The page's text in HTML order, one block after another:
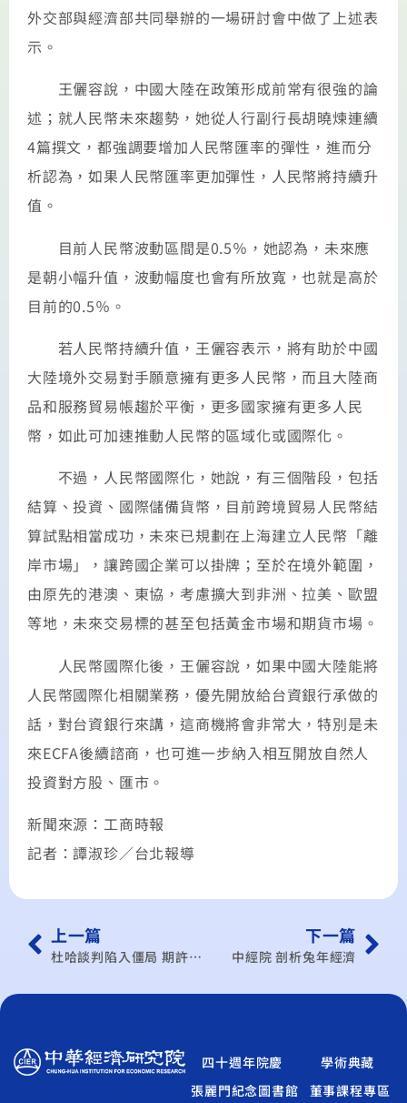
外交部與經濟部共同舉辦的一場研討會中做了上述表
示。
王儷容說，中國大陸在政策形成前常有很強的論
述；就人民幣未來趨勢，她從人行副行長胡曉煉連續
4篇撰文，都強調要增加人民幣匯率的彈性，進而分
析認為，如果人民幣匯率更加彈性，人民幣將持續升
值。
目前人民幣波動區間是0.5％，她認為，未來應
是朝小幅升值，波動幅度也會有所放寬，也就是高於
目前的0.5％。
若人民幣持續升值，王儷容表示，將有助於中國
大陸境外交易對手願意擁有更多人民幣，而且大陸商
品和服務貿易帳趨於平衡，更多國家擁有更多人民
幣，如此可加速推動人民幣的區域化或國際化。
不過，人民幣國際化，她說，有三個階段，包括
結算、投資、國際儲備貨幣，目前跨境貿易人民幣結
算試點相當成功，未來已規劃在上海建立人民幣「離
岸市場」，讓跨國企業可以掛牌；至於在境外範圍，
由原先的港澳、東協，考慮擴大到非洲、拉美、歐盟
等地，未來交易標的甚至包括黃金市場和期貨市場。
人民幣國際化後，王儷容說，如果中國大陸能將
人民幣國際化相關業務，優先開放給台資銀行承做的
話，對台資銀行來講，這商機將會非常大，特別是未
來ECFA後續諮商，也可進一步納入相互開放自然人
投資對方股、匯市。
新聞來源：工商時報
記者：譚淑珍／台北報導
上一篇
杜哈談判陷入僵局 期許在2011年突破
下一篇
中經院 剖析兔年經濟
四十週年院慶
學術典藏
張麗門紀念圖書館
董事課程專區